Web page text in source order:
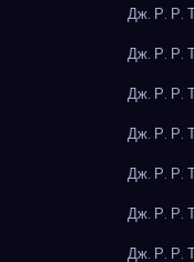
Дж. Р. Р.
Дж. Р. Р.
Дж. Р. Р.
Дж. Р. Р.
Дж. Р. Р.
Дж. Р. Р.
Дж. Р. Р.